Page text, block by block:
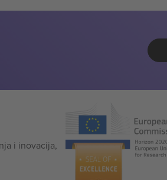
i inovacija,